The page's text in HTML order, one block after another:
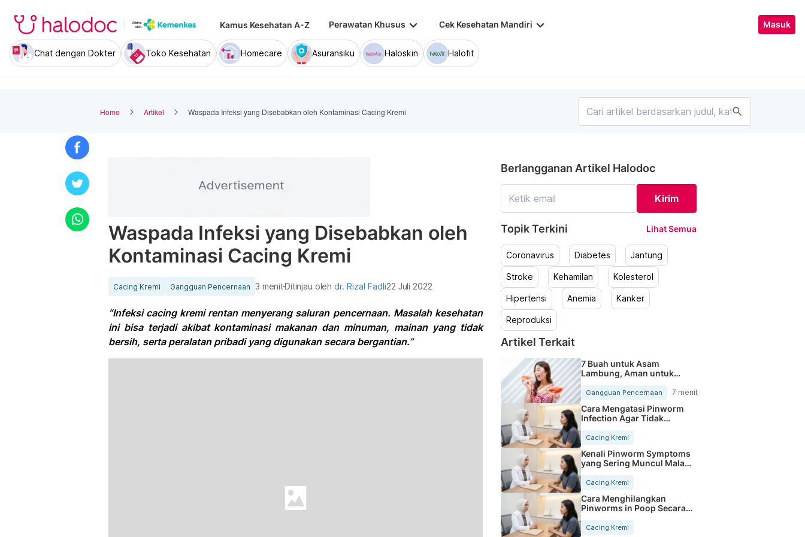
Kamus Kesehatan A-Z Perawatan Khusus keyboard_arrow_down Cek Kesehatan Mandiri keyboard_arrow_down Masuk
Chat dengan Dokter Toko Kesehatan Homecare Asuransiku Haloskin Halofit
Home Artikel Waspada Infeksi yang Disebabkan oleh Kontaminasi Cacing Kremi search
Waspada Infeksi yang Disebabkan oleh
Kontaminasi Cacing Kremi
Cacing Kremi Gangguan Pencernaan 3 menitDitinjau olehdr. Rizal Fadli22 Juli 2022
“Infeksi cacing kremi rentan menyerang saluran pencernaan. Masalah kesehatan
ini bisa terjadi akibat kontaminasi makanan dan minuman, mainan yang tidak
bersih, serta peralatan pribadi yang digunakan secara bergantian.”
Berlangganan Artikel Halodoc
Kirim
Topik Terkini Lihat Semua
Coronavirus Diabetes Jantung
Stroke Kehamilan Kolesterol
Hipertensi Anemia Kanker
Reproduksi
Artikel Terkait
7 Buah untuk Asam
Lambung, Aman untuk
Dikonsumsi
Gangguan Pencernaan 7 menit
Cara Mengatasi Pinworm
Infection Agar Tidak
Cacing Kremi
Kenali Pinworm Symptoms
yang Sering Muncul Malam
Cacing Kremi
Cara Menghilangkan
Pinworms in Poop Secara
Cacing Kremi